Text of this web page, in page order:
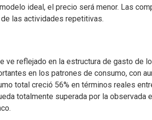
ideal, el precio será menor. Las
las actividades repetitivas.
ve reflejado en la estructura de gasto de
en los patrones de consumo, con
total creció 56% en términos reales
totalmente superada por la observada